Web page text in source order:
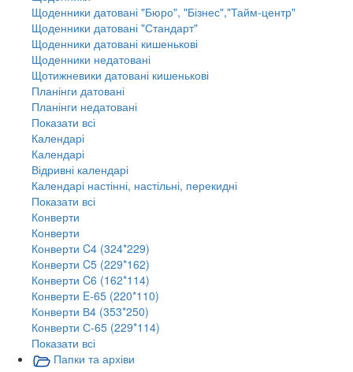
Щоденники датовані "Бюро", "Бізнес","Тайм-центр"
Щоденники датовані "Стандарт"
Щоденники датовані кишенькові
Щоденники недатовані
Щотижневики датовані кишенькові
Планінги датовані
Планінги недатовані
Показати всі
Календарі
Календарі
Відривні календарі
Календарі настінні, настільні, перекидні
Показати всі
Конверти
Конверти
Конверти C4 (324*229)
Конверти C5 (229*162)
Конверти C6 (162*114)
Конверти E-65 (220*110)
Конверти В4 (353*250)
Конверти С-65 (229*114)
Показати всі
Папки та архіви